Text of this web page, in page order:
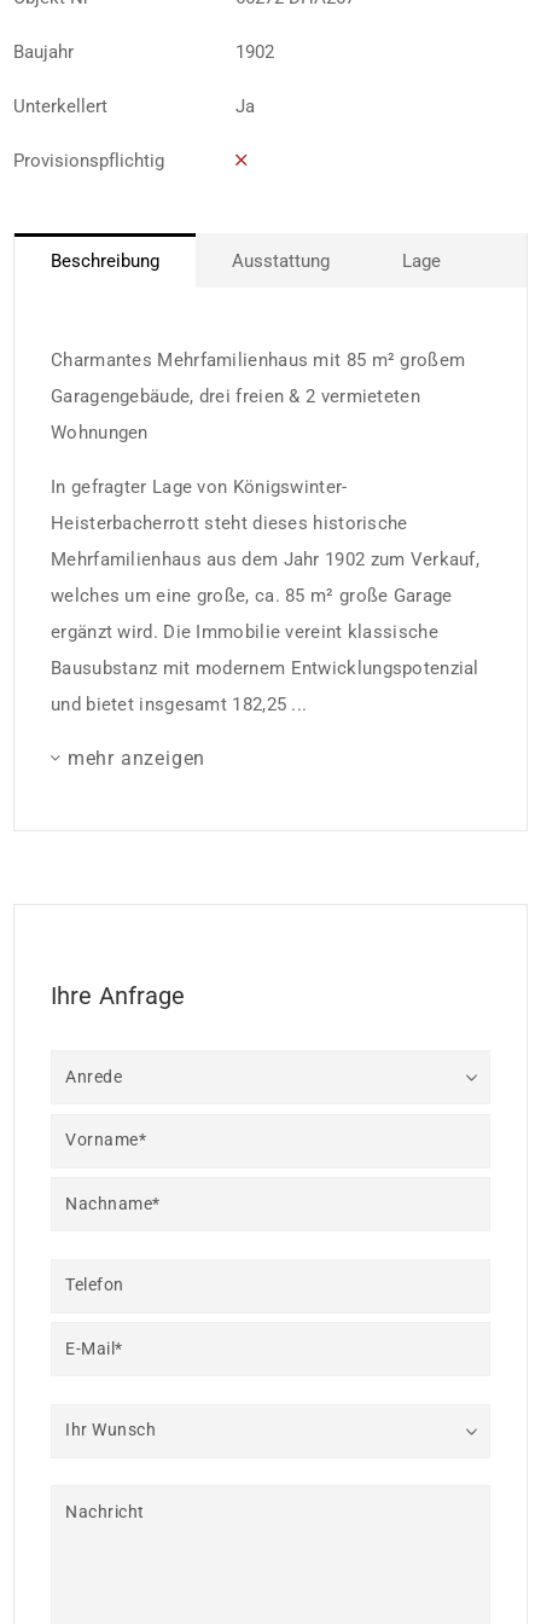
Baujahr 1902
Unterkellert Ja
Provisionspflichtig
Beschreibung Ausstattung Lage
Charmantes Mehrfamilienhaus mit 85 m² großem
Garagengebäude, drei freien & 2 vermieteten
Wohnungen
In gefragter Lage von Königswinter-
Heisterbacherrott steht dieses historische
Mehrfamilienhaus aus dem Jahr 1902 zum Verkauf,
welches um eine große, ca. 85 m² große Garage
ergänzt wird. Die Immobilie vereint klassische
Bausubstanz mit modernem Entwicklungspotenzial
und bietet insgesamt 182,25 ...
mehr anzeigen
Ihre Anfrage
Anrede
Vorname*
Nachname*
Telefon
E-Mail*
Ihr Wunsch
Nachricht